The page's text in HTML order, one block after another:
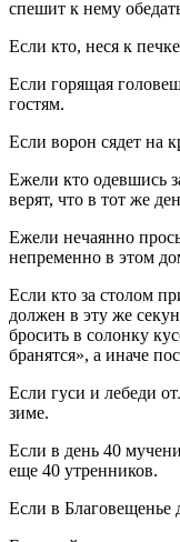
спешит к нему
Если кто, неся к
Если горящая
гостям.
Если ворон сядет на
Ежели кто одевшись
верят, что в тот же
Ежели нечаянно
непременно в этом
Если кто за столом
должен в эту же
бросить в солонку
бранятся», а иначе
Если гуси и лебеди
зиме.
Если в день 40
еще 40 утренников.
Если в Благовещенье